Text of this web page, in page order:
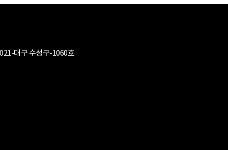
대구 수성구-1060호